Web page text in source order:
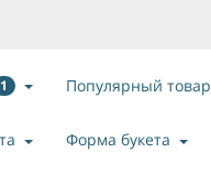
1 Популярный товар
Форма букета